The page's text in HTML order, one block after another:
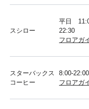
スシロー
平日
22:30
フロアガ
スターバックス
コーヒー
8:00-22:00
フロアガ